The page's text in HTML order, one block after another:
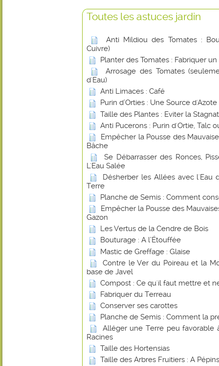
Toutes les astuces jardin
Anti Mildiou des Tomates :
Cuivre)
Planter des Tomates : Fabriquer
Arrosage des Tomates
d'Eau)
Anti Limaces : Café
Purin d’Orties : Une Source
Taille des Plantes : Eviter la
Anti Pucerons : Purin d'Ortie, Talc
Empêcher la Pousse des
Bâche
Se Débarrasser des Ronces,
L'Eau Salée
Désherber les Allées avec l'Eau
Terre
Planche de Semis : Comment
Empêcher la Pousse des
Gazon
Les Vertus de la Cendre de Bois
Bouturage : A l’Étouffée
Mastic de Greffage : Glaise
Contre le Ver du Poireau et la
base de Javel
Compost : Ce qu'il faut mettre et
Fabriquer du Terreau
Conserver ses carottes
Planche de Semis : Comment la
Alléger une Terre peu favorable
Racines
Taille des Hortensias
Taille des Arbres Fruitiers : A